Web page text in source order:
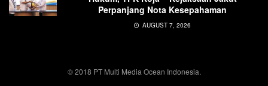
Perpanjang Nota Kesepahaman
AUGUST 7, 2026
© 2018 PT Multi Media Ocean Indonesia.